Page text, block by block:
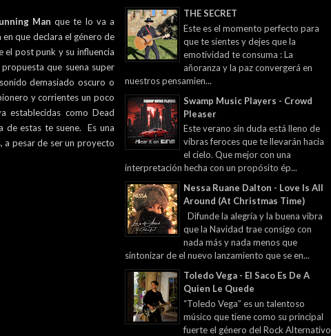
Man que te lo va a
que declara el género de
el post punk y su influencia
que suena super
demasiado oscuro o
y corrientes un poco
establecidas como Dead
de estas te suene. Es una
a pesar de ser un proyecto
THE SECRET
Este es el momento perfecto para
que te sientes y dejes que la
emotividad te consuma : La
añoranza y la paz convergerá en
nuestros pensamien...
Swamp Music Players - Crowd
Pleaser
Este verano sin duda está lleno de
vibras feroces que te llevarán hacia
el cielo. Que mejor con una
interpretación hecha con un propósito ép...
Nessa Ruane Dalton - Love Is All
Around (At Christmas Time)
Difunde la alegría y la buena vibra
que la Navidad trae consigo con
nada más y nada menos que
sintonizar de el nuevo lanzamiento que se en...
Toledo Vega - El Saco Es De A
Quien Le Quede
“Toledo Vega” es un talentoso
músico que tiene como su principal
fuerte el género del Rock Alternativo